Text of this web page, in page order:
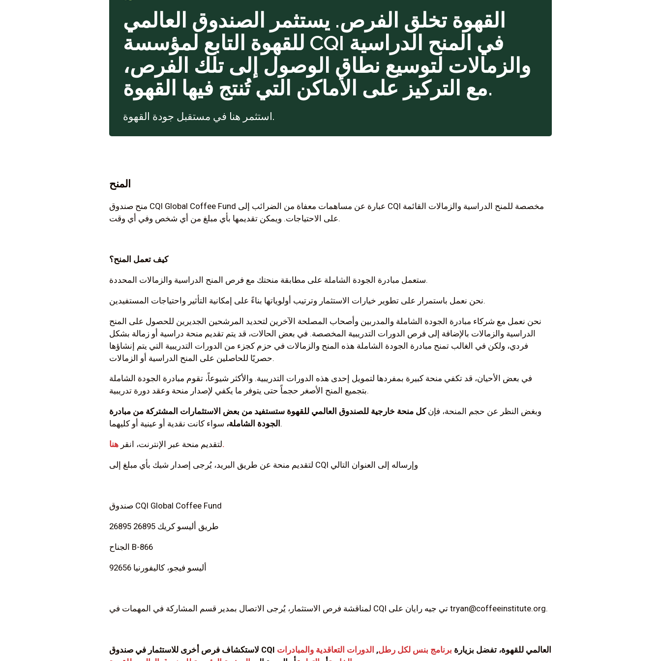
القهوة تخلق الفرص. يستثمر الصندوق العالمي
للقهوة التابع لمؤسسة CQI في المنح الدراسية
والزمالات لتوسيع نطاق الوصول إلى تلك الفرص،
مع التركيز على الأماكن التي تُنتج فيها القهوة.
استثمر هنا في مستقبل جودة القهوة.
المنح
منح صندوق CQI Global Coffee Fund عبارة عن مساهمات معفاة من الضرائب إلى CQI مخصصة للمنح الدراسية والزمالات القائمة
على الاحتياجات. ويمكن تقديمها بأي مبلغ من أي شخص وفي أي وقت.
كيف تعمل المنح؟
ستعمل مبادرة الجودة الشاملة على مطابقة منحتك مع فرص المنح الدراسية والزمالات المحددة.
نحن نعمل باستمرار على تطوير خيارات الاستثمار وترتيب أولوياتها بناءً على إمكانية التأثير واحتياجات المستفيدين.
نحن نعمل مع شركاء مبادرة الجودة الشاملة والمدربين وأصحاب المصلحة الآخرين لتحديد المرشحين الجديرين للحصول على المنح
الدراسية والزمالات بالإضافة إلى فرص الدورات التدريبية المخصصة. في بعض الحالات، قد يتم تقديم منحة دراسية أو زمالة بشكل
فردي، ولكن في الغالب تمنح مبادرة الجودة الشاملة هذه المنح والزمالات في حزم كجزء من الدورات التدريبية التي يتم إنشاؤها
حصريًا للحاصلين على المنح الدراسية أو الزمالات.
في بعض الأحيان، قد تكفي منحة كبيرة بمفردها لتمويل إحدى هذه الدورات التدريبية. والأكثر شيوعاً، تقوم مبادرة الجودة الشاملة
بتجميع المنح الأصغر حجماً حتى يتوفر ما يكفي لإصدار منحة وعقد دورة تدريبية.
وبغض النظر عن حجم المنحة، فإنكل منحة خارجية للصندوق العالمي للقهوة ستستفيد من بعض الاستثمارات المشتركة من مبادرة
الجودة الشاملة، سواء كانت نقدية أو عينية أو كليهما.
لتقديم منحة عبر الإنترنت، انقرهنا.
لتقديم منحة عن طريق البريد، يُرجى إصدار شيك بأي مبلغ إلى CQI وإرساله إلى العنوان التالي
صندوق CQI Global Coffee Fund
26895 طريق أليسو كريك 26895
الجناح B-866
أليسو فيجو، كاليفورنيا 92656
لمناقشة فرص الاستثمار، يُرجى الاتصال بمدير قسم المشاركة في المهمات في CQI تي جيه رايان على tryan@coffeeinstitute.org.
لاستكشاف فرص أخرى للاستثمار في صندوق CQI العالمي للقهوة، تفضل بزيارة برنامج بنس لكل رطل, الدورات التعاقدية والمبادرات